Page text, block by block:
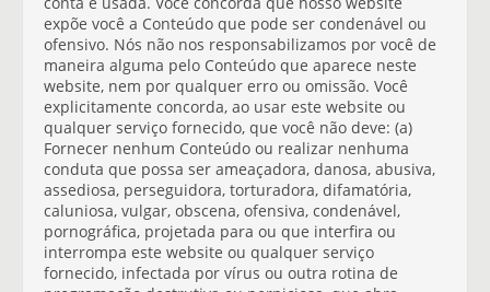
expõe você a Conteúdo que pode ser condenável ou
ofensivo. Nós não nos responsabilizamos por você de
maneira alguma pelo Conteúdo que aparece neste
website, nem por qualquer erro ou omissão. Você
explicitamente concorda, ao usar este website ou
qualquer serviço fornecido, que você não deve: (a)
Fornecer nenhum Conteúdo ou realizar nenhuma
conduta que possa ser ameaçadora, danosa, abusiva,
assediosa, perseguidora, torturadora, difamatória,
caluniosa, vulgar, obscena, ofensiva, condenável,
pornográfica, projetada para ou que interfira ou
interrompa este website ou qualquer serviço
fornecido, infectada por vírus ou outra rotina de